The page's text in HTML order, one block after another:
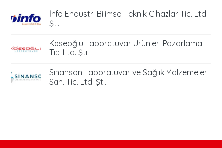
İnfo Endüstri Bilimsel Teknik Cihazlar Tic. Ltd.
Şti.
Köseoğlu Laboratuvar Ürünleri Pazarlama
Tic. Ltd. Şti.
Sinanson Laboratuvar ve Sağlık Malzemeleri
San. Tic. Ltd. Şti.